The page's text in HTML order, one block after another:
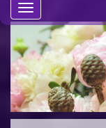
Toggle
navigation